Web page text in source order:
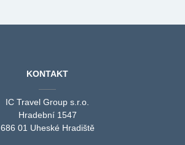
KONTAKT
IC Travel Group s.r.o.
Hradební 1547
686 01 Uheské Hradiště